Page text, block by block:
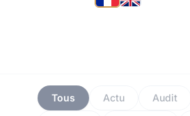
Tous Actu Audit